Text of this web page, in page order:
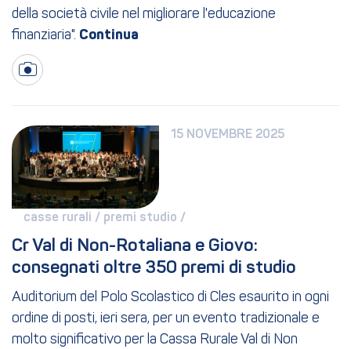
della società civile nel migliorare l'educazione
finanziaria".
15 NOVEMBRE 2025
casse rurali / premi studio /
Cr Val di Non-Rotaliana e Giovo:
consegnati oltre 350 premi di studio
Auditorium del Polo Scolastico di Cles esaurito in ogni
ordine di posti, ieri sera, per un evento tradizionale e
molto significativo per la Cassa Rurale Val di Non